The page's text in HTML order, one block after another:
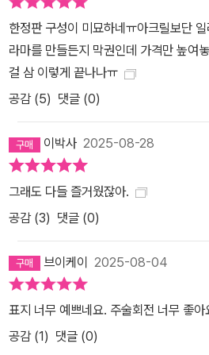
한정판 구성이 미묘하네ㅠ아크릴보단
라마를 만들든지 막권인데 가격만 높여
걸 삼 이렇게 끝나나ㅠ
공감 (5) 댓글 (0)
이박사 2025-08-28
그래도 다들 즐거웠잖아.
공감 (3) 댓글 (0)
브이케이 2025-08-04
표지 너무 예쁘네요. 주술회전 너무 좋아
공감 (1) 댓글 (0)